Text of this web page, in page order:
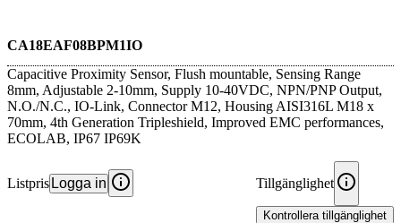
CA18EAF08BPM1IO
Capacitive Proximity Sensor, Flush mountable, Sensing Range
8mm, Adjustable 2-10mm, Supply 10-40VDC, NPN/PNP Output,
N.O./N.C., IO-Link, Connector M12, Housing AISI316L M18 x
70mm, 4th Generation Tripleshield, Improved EMC performances,
ECOLAB, IP67 IP69K
Listpris Logga in Tillgänglighet
Kontrollera tillgänglighet